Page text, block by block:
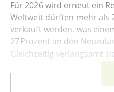
Für 2026 wird erneut ein
Weltweit dürften mehr als
verkauft werden, was
27 Prozent an den
Gleichzeitig verlangsamt